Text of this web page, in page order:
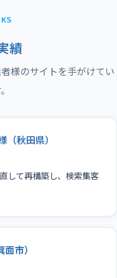
績
様のサイトを手がけてい
秋田県）
して再構築し、検索集客
市）